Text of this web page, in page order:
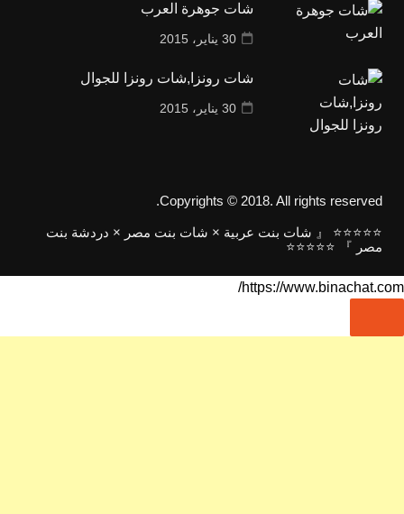
شات جوهرة العرب
30 يناير، 2015
شات رونزا,شات رونزا للجوال
30 يناير، 2015
Copyrights © 2018. All rights reserved.
⭐⭐⭐⭐⭐ 『 شات بنت عربية × شات بنت مصر × دردشة بنت
مصر 』 ⭐⭐⭐⭐⭐
https://www.binachat.com/